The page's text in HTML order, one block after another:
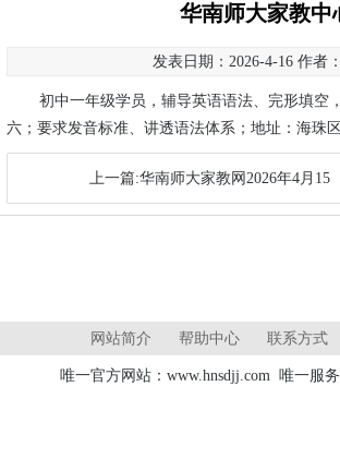
华南师大家教中
发表日期：2026-4-16 作者：
初中一年级学员，辅导英语语法、完形填空
六；要求发音标准、讲透语法体系；地址：海珠
上一篇:华南师大家教网2026年4月15
网站简介 帮助中心 联系方式
唯一官方网站：www.hnsdjj.com 唯一服务